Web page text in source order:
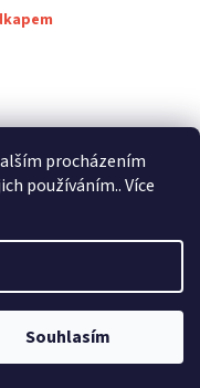
procházením
používáním.. Více
Souhlasím
práva vyhrazena.